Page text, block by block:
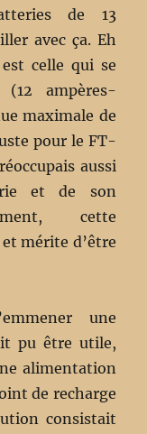
de 13
avec ça. Eh
celle qui se
ampères-
maximale de
pour le FT-
aussi
et de son
cette
mérite d’être
une
pu être utile,
alimentation
de recharge
consistait